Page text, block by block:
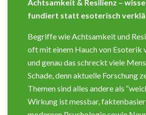
Achtsamkeit & Resilienz –
fundiert statt esoterisch
Begriffe wie Achtsamkeit und
oft mit einem Hauch von Esoterik
und genau das schreckt viele
Schade, denn aktuelle Forschung
Themen sind alles andere als
Wirkung ist messbar,